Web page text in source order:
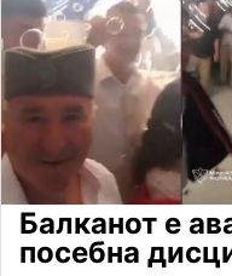
Балканот е
посебна